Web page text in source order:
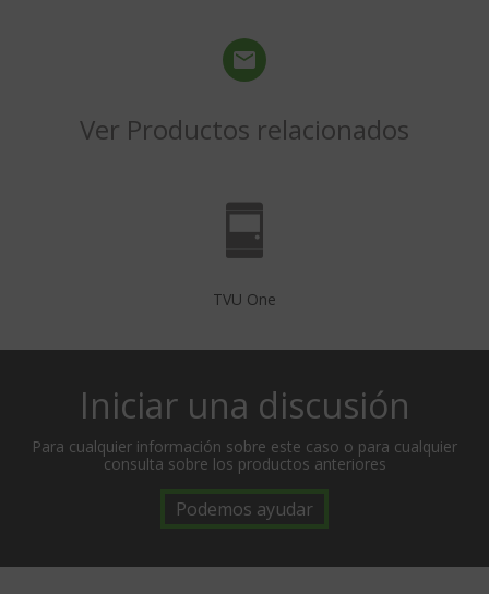
Ver Productos relacionados
TVU One
Iniciar una discusión
Para cualquier información sobre este caso o para cualquier
consulta sobre los productos anteriores
Podemos ayudar